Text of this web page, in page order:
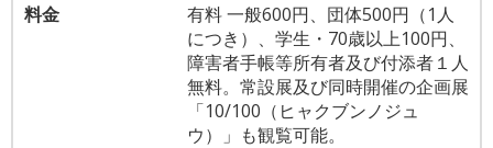
料金
有料 一般600円、団体500円（1人
につき）、学生・70歳以上100円、
障害者手帳等所有者及び付添者１人
無料。常設展及び同時開催の企画展
「10/100（ヒャクブンノジュ
ウ）」も観覧可能。